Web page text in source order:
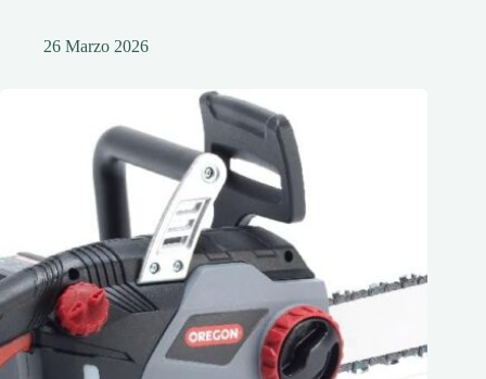
26 Marzo 2026